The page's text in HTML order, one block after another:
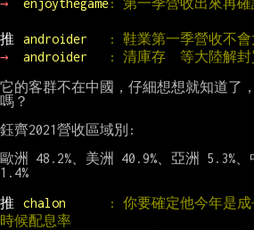
→
enjoythegame: 第一季營收出來再確
推 androider
: 鞋業第一季營收不會
→
androider
: 清庫存  等大陸解封
它的客群不在中國，仔細想想就知道了
嗎？
鈺齊2021營收區域別:
歐洲 48.2%、美洲 40.9%、亞洲 5.3%
1.4%
推
chalon
: 你要確定他今年是
時候配息率